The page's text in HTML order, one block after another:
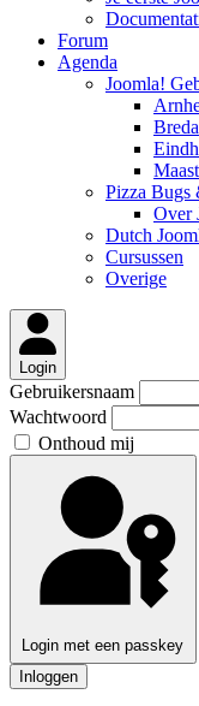
Forum
Agenda
Joomla!
Breda
Pizza Bugs
Over
Dutch
Cursussen
Overige
Login
Gebruikersnaam
Wachtwoord
Onthoud mij
Login met een passkey
Inloggen